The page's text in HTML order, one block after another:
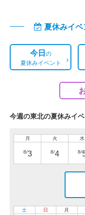
夏休みイ
今日の
夏休みイベント
今週の東北の夏休みイ
月
8/3
火
8/4
水
8/
土 日 月